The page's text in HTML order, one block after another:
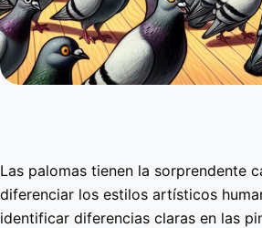
Las palomas tienen la sorprendente
diferenciar los estilos artísticos
identificar diferencias claras en las